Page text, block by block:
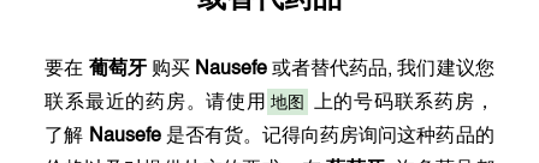
要在 葡萄牙购买 Nausefe或者替代药品, 我们建议您
联系最近的药房。请使用 地图
上的号码联系药房，
了解 Nausefe是否有货。记得向药房询问这种药品的